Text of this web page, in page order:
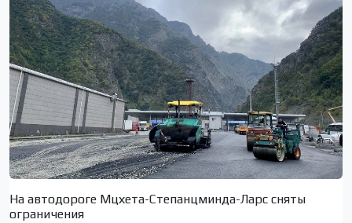
На автодороге Мцхета-Степанцминда-Ларс сняты
ограничения